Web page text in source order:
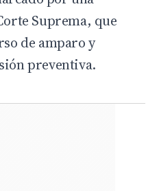
Suprema, que
de amparo y
preventiva.